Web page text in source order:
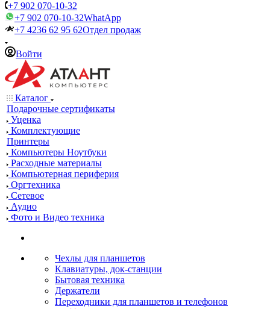
+7 902 070-10-32
+7 902 070-10-32WhatApp
+7 4236 62 95 62Отдел продаж
Войти
Каталог
Подарочные сертификаты
Уценка
Комплектующие
Принтеры
Компьютеры Ноутбуки
Расходные материалы
Компьютерная периферия
Оргтехника
Сетевое
Аудио
Фото и Видео техника
Чехлы для планшетов
Клавиатуры, док-станции
Бытовая техника
Держатели
Переходники для планшетов и телефонов